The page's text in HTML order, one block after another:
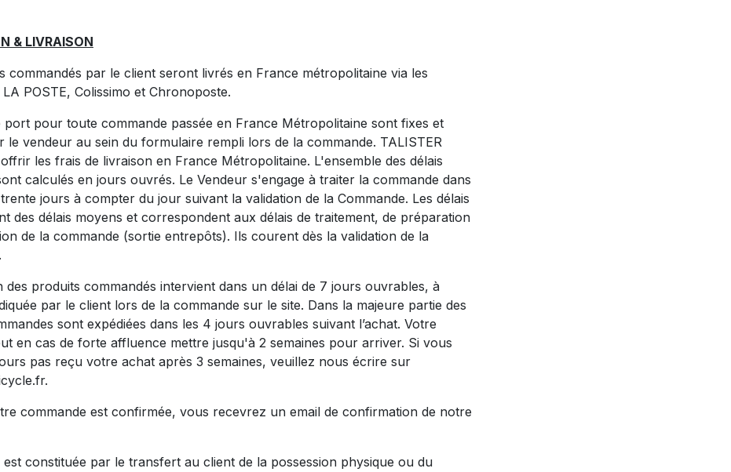
& LIVRAISON
commandés par le client seront livrés en France métropolitaine via les
POSTE, Colissimo et Chronoposte.
port pour toute commande passée en France Métropolitaine sont fixes et
le vendeur au sein du formulaire rempli lors de la commande. TALISTER
les frais de livraison en France Métropolitaine. L'ensemble des délais
calculés en jours ouvrés. Le Vendeur s'engage à traiter la commande dans
jours à compter du jour suivant la validation de la Commande. Les délais
des délais moyens et correspondent aux délais de traitement, de préparation
de la commande (sortie entrepôts). Ils courent dès la validation de la
des produits commandés intervient dans un délai de 7 jours ouvrables, à
par le client lors de la commande sur le site. Dans la majeure partie des
sont expédiées dans les 4 jours ouvrables suivant l’achat. Votre
en cas de forte affluence mettre jusqu'à 2 semaines pour arriver. Si vous
pas reçu votre achat après 3 semaines, veuillez nous écrire sur
commande est confirmée, vous recevrez un email de confirmation de notre
est constituée par le transfert au client de la possession physique ou du